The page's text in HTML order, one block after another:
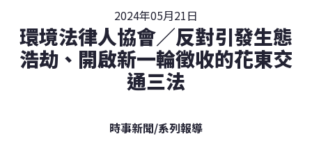
2024年05月21日
環境法律人協會／反對引發生態
浩劫、開啟新一輪徵收的花東交
通三法
時事新聞/系列報導